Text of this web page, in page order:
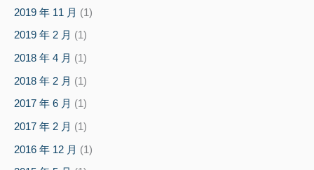
2019 年 11 月 (1)
2019 年 2 月 (1)
2018 年 4 月 (1)
2018 年 2 月 (1)
2017 年 6 月 (1)
2017 年 2 月 (1)
2016 年 12 月 (1)